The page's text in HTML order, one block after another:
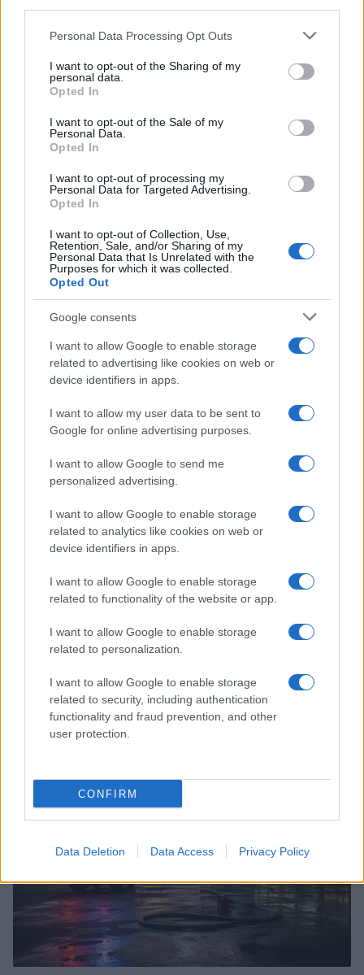
Please note that this website/app uses one or more Google
not limited to your visit or usage behaviour. You may click to
grant or deny consent to Google and its third-party tags to
use your data for below specified purposes in below Google
consent section.
Personal Data Processing Opt Outs
I want to opt-out of the Sharing of my
personal data.
Opted In
I want to opt-out of the Sale of my
Personal Data.
Opted In
I want to opt-out of processing my
Personal Data for Targeted Advertising.
Opted In
I want to opt-out of Collection, Use,
Retention, Sale, and/or Sharing of my
Personal Data that Is Unrelated with the
Purposes for which it was collected.
Opted Out
Google consents
I want to allow Google to enable storage
related to advertising like cookies on web or
device identifiers in apps.
I want to allow my user data to be sent to
Google for online advertising purposes.
I want to allow Google to send me
personalized advertising.
I want to allow Google to enable storage
related to analytics like cookies on web or
device identifiers in apps.
I want to allow Google to enable storage
related to functionality of the website or app.
I want to allow Google to enable storage
related to personalization.
I want to allow Google to enable storage
related to security, including authentication
functionality and fraud prevention, and other
user protection.
CONFIRM
Data Deletion Data Access Privacy Policy
inversión valga la pena.
experiencia todo incluidocon servicios
premium, otras se enfocan en un público más
consciente de su presupuesto, lo que da lugar a
gastos diferentes. En este artículo, analizaremos
destacando las inclusiones y los posibles costos
adicionales.0
AUTOR
Staff
Sigue leyendo